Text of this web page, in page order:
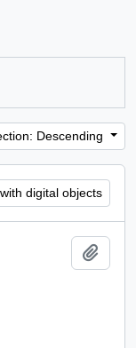
Descending
digital objects